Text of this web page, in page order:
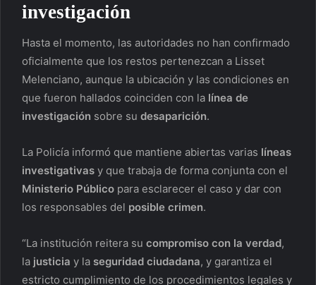
investigación
Hasta el momento, las autoridades no han confirmado
oficialmente que los restos pertenezcan a Lisset
Melenciano, aunque la ubicación y las condiciones en
que fueron hallados coinciden con la línea de
investigación sobre su desaparición.
La Policía informó que mantiene abiertas varias líneas
investigativas y que trabaja de forma conjunta con el
Ministerio Público para esclarecer el caso y dar con
los responsables del posible crimen.
“La institución reitera su compromiso con la verdad,
la justicia y la seguridad ciudadana, y garantiza el
estricto cumplimiento de los procedimientos legales y